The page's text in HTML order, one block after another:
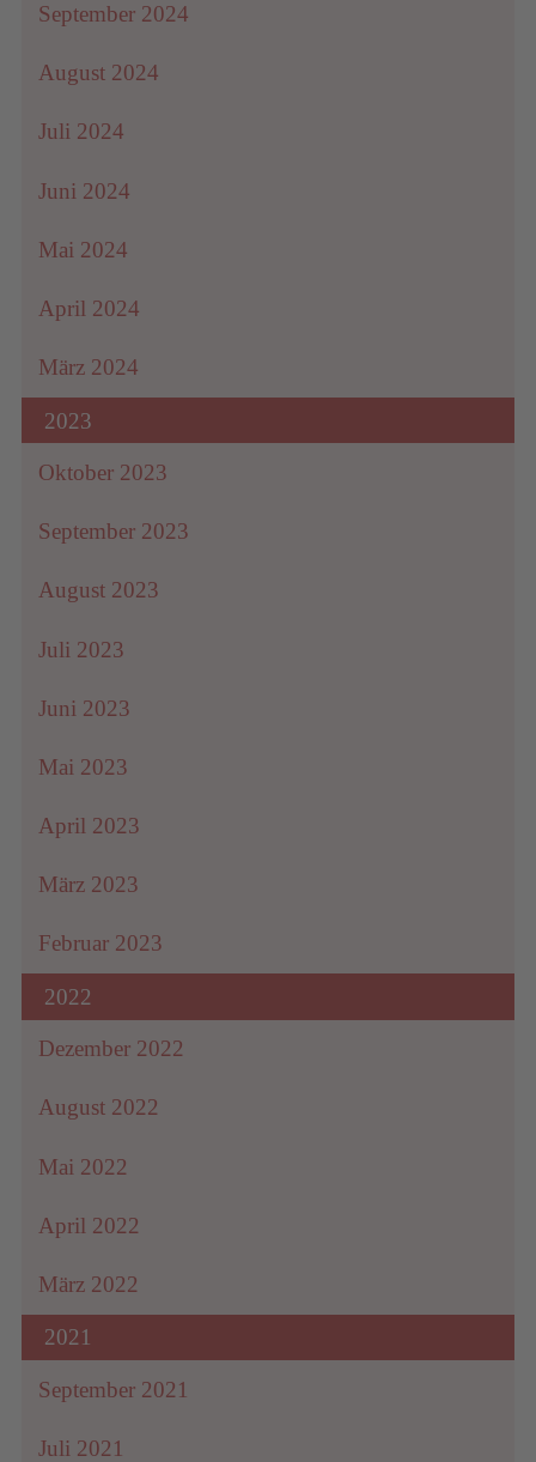
September 2024
August 2024
Juli 2024
Juni 2024
Mai 2024
April 2024
März 2024
2023
Oktober 2023
September 2023
August 2023
Juli 2023
Juni 2023
Mai 2023
April 2023
März 2023
Februar 2023
2022
Dezember 2022
August 2022
Mai 2022
April 2022
März 2022
2021
September 2021
Juli 2021